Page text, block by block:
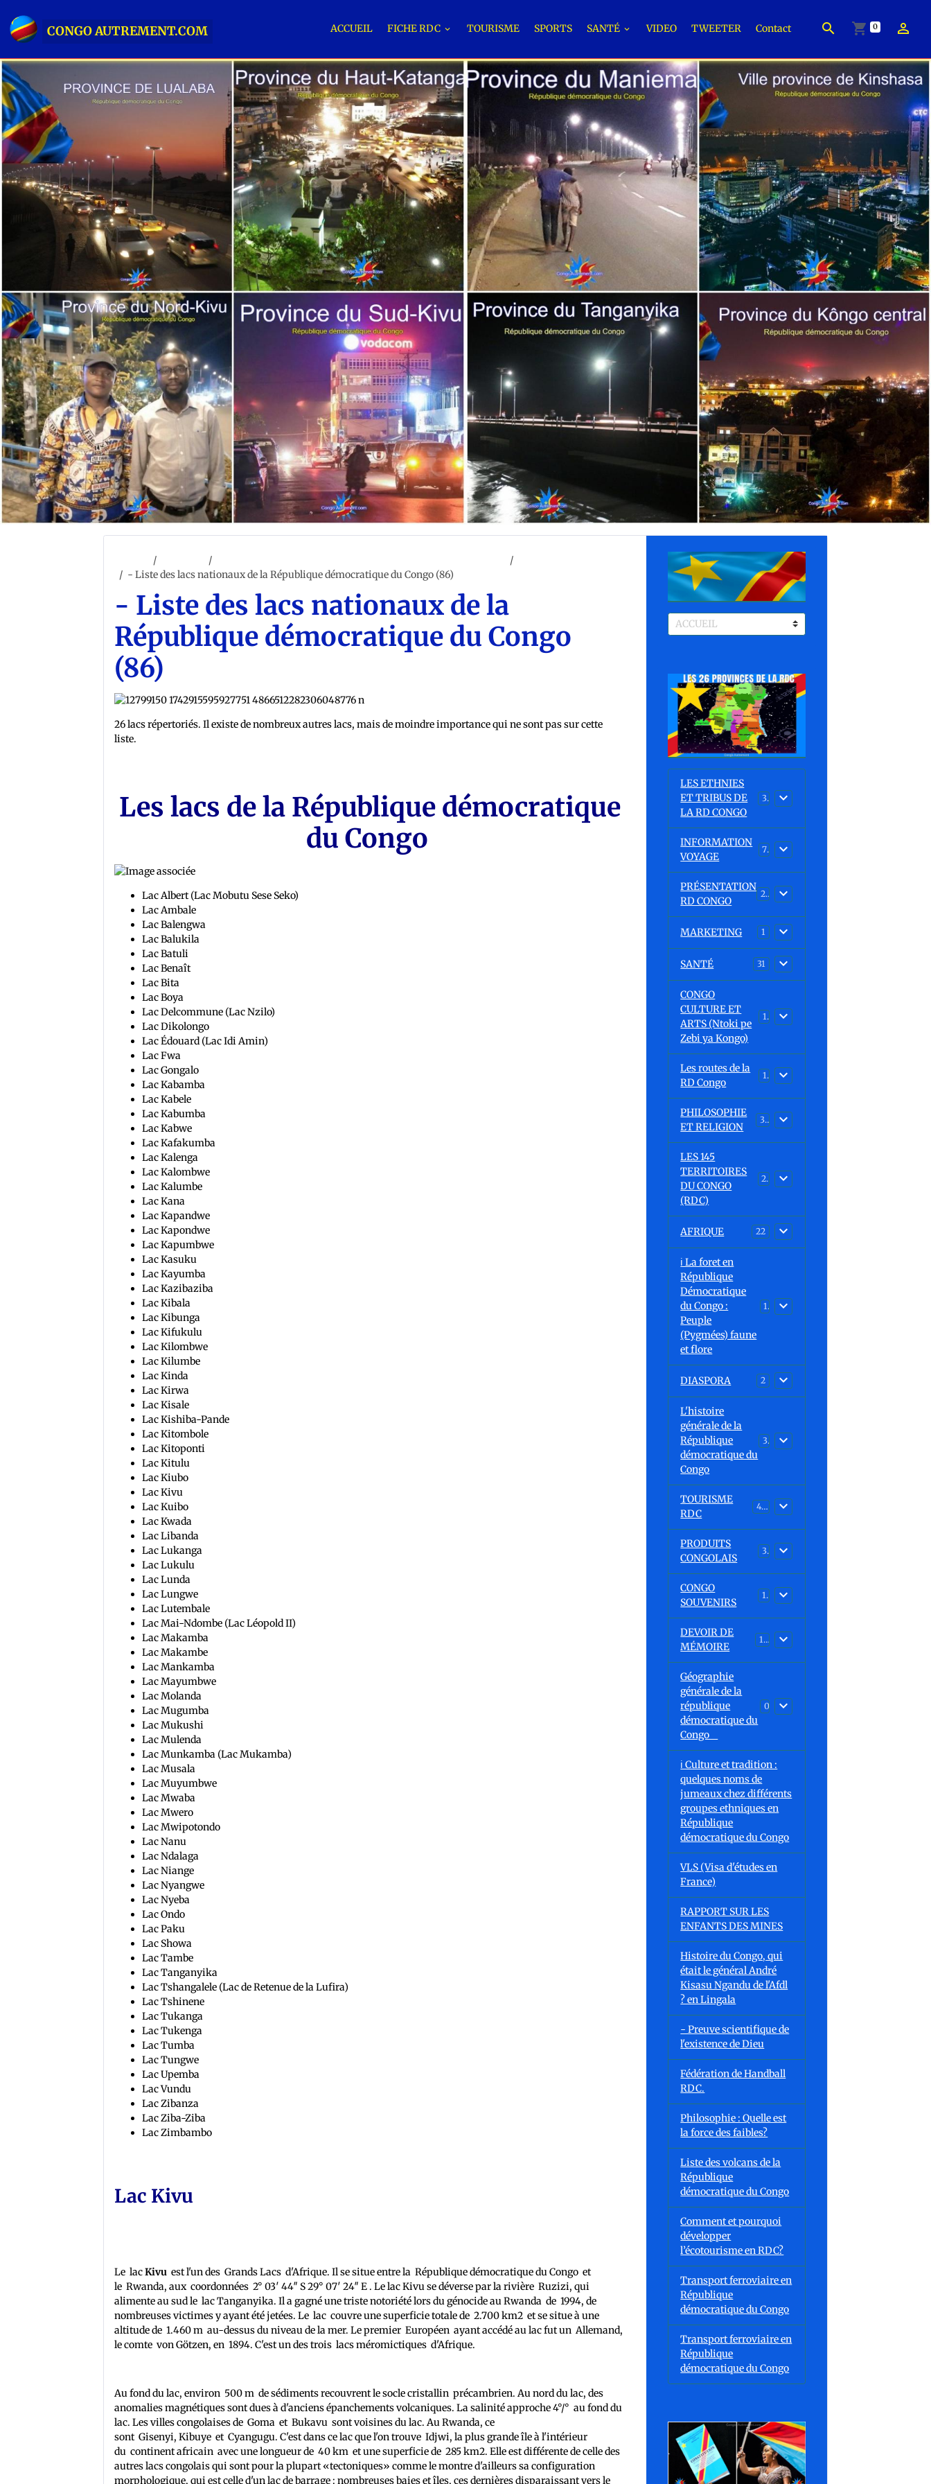
CONGO AUTREMENT.COM ACCUEIL FICHE RDC TOURISME SPORTS SANTÉ VIDEO TWEETER Contact 0
- Liste des lacs nationaux de la République démocratique du Congo (86)
- Liste des lacs nationaux de la
République démocratique du Congo
(86)
26 lacs répertoriés. Il existe de nombreux autres lacs, mais de moindre importance qui ne sont pas sur cette
liste.
Les lacs de la République démocratique
du Congo
Lac Albert (Lac Mobutu Sese Seko)
Lac Ambale
Lac Balengwa
Lac Balukila
Lac Batuli
Lac Benaît
Lac Bita
Lac Boya
Lac Delcommune (Lac Nzilo)
Lac Dikolongo
Lac Édouard (Lac Idi Amin)
Lac Fwa
Lac Gongalo
Lac Kabamba
Lac Kabele
Lac Kabumba
Lac Kabwe
Lac Kafakumba
Lac Kalenga
Lac Kalombwe
Lac Kalumbe
Lac Kana
Lac Kapandwe
Lac Kapondwe
Lac Kapumbwe
Lac Kasuku
Lac Kayumba
Lac Kazibaziba
Lac Kibala
Lac Kibunga
Lac Kifukulu
Lac Kilombwe
Lac Kilumbe
Lac Kinda
Lac Kirwa
Lac Kisale
Lac Kishiba-Pande
Lac Kitombole
Lac Kitoponti
Lac Kitulu
Lac Kiubo
Lac Kivu
Lac Kuibo
Lac Kwada
Lac Libanda
Lac Lukanga
Lac Lukulu
Lac Lunda
Lac Lungwe
Lac Lutembale
Lac Mai-Ndombe (Lac Léopold II)
Lac Makamba
Lac Makambe
Lac Mankamba
Lac Mayumbwe
Lac Molanda
Lac Mugumba
Lac Mukushi
Lac Mulenda
Lac Munkamba (Lac Mukamba)
Lac Musala
Lac Muyumbwe
Lac Mwaba
Lac Mwero
Lac Mwipotondo
Lac Nanu
Lac Ndalaga
Lac Niange
Lac Nyangwe
Lac Nyeba
Lac Ondo
Lac Paku
Lac Showa
Lac Tambe
Lac Tanganyika
Lac Tshangalele (Lac de Retenue de la Lufira)
Lac Tshinene
Lac Tukanga
Lac Tukenga
Lac Tumba
Lac Tungwe
Lac Upemba
Lac Vundu
Lac Zibanza
Lac Ziba-Ziba
Lac Zimbambo
Lac Kivu
Le lacKivu est l'un des Grands Lacs d'Afrique. Il se situe entre la République démocratique du Congo et
le Rwanda, aux coordonnées 2° 03′ 44″ S 29° 07′ 24″ E . Le lac Kivu se déverse par la rivière Ruzizi, qui
alimente au sud le lac Tanganyika. Il a gagné une triste notoriété lors du génocide au Rwanda de 1994, de
nombreuses victimes y ayant été jetées. Le lac couvre une superficie totale de 2.700 km2 et se situe à une
altitude de 1.460 m au-dessus du niveau de la mer. Le premier Européen ayant accédé au lac fut un Allemand,
le comte von Götzen, en 1894. C'est un des trois lacs méromictiques d'Afrique.
Au fond du lac, environ 500 m de sédiments recouvrent le socle cristallin précambrien. Au nord du lac, des
anomalies magnétiques sont dues à d'anciens épanchements volcaniques. La salinité approche 4°/° au fond du
lac. Les villes congolaises de Goma et Bukavu sont voisines du lac. Au Rwanda, ce
sont Gisenyi, Kibuye et Cyangugu. C'est dans ce lac que l'on trouve Idjwi, la plus grande île à l'intérieur
du continent africain avec une longueur de 40 km et une superficie de 285 km2. Elle est différente de celle des
autres lacs congolais qui sont pour la plupart «tectoniques» comme le montre d'ailleurs sa configuration
morphologique, qui est celle d'un lac de barrage : nombreuses baies et îles, ces dernières disparaissant vers le
LES ETHNIES
ET TRIBUS DE
LA RD CONGO
37
INFORMATION
VOYAGE
7
PRÉSENTATION
RD CONGO
23
MARKETING 1
SANTÉ 31
CONGO
CULTURE ET
ARTS (Ntoki pe
Zebi ya Kongo)
15
Les routes de la
RD Congo
1
PHILOSOPHIE
ET RELIGION
32
LES 145
TERRITOIRES
DU CONGO
(RDC)
23
AFRIQUE 22
ℹ️ La foret en
République
Démocratique
du Congo :
Peuple
(Pygmées) faune
et flore
15
DIASPORA 2
L'histoire
générale de la
République
démocratique du
Congo
30
TOURISME
RDC
43
PRODUITS
CONGOLAIS
3
CONGO
SOUVENIRS
1
DEVOIR DE
MÉMOIRE
13
Géographie
générale de la
république
démocratique du
Congo
ℹ️ Culture et tradition :
quelques noms de
jumeaux chez différents
groupes ethniques en
République
démocratique du Congo
VLS (Visa d'études en
France)
RAPPORT SUR LES
ENFANTS DES MINES
Histoire du Congo, qui
était le général André
Kisasu Ngandu de l'Afdl
? en Lingala
- Preuve scientifique de
l'existence de Dieu
Fédération de Handball
RDC.
Philosophie : Quelle est
la force des faibles?
Liste des volcans de la
République
démocratique du Congo
Comment et pourquoi
développer
l’écotourisme en RDC?
Transport ferroviaire en
République
démocratique du Congo
Transport ferroviaire en
République
démocratique du Congo